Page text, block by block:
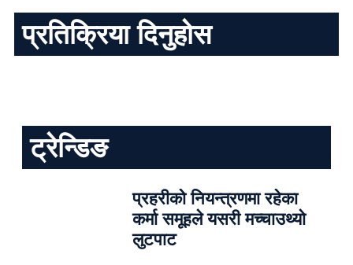
प्रतिक्रिया दिनुहोस
ट्रेन्डिङ
प्रहरीको नियन्त्रणमा रहेका
कर्मा समूहले यसरी मच्चाउथ्यो
लुटपाट